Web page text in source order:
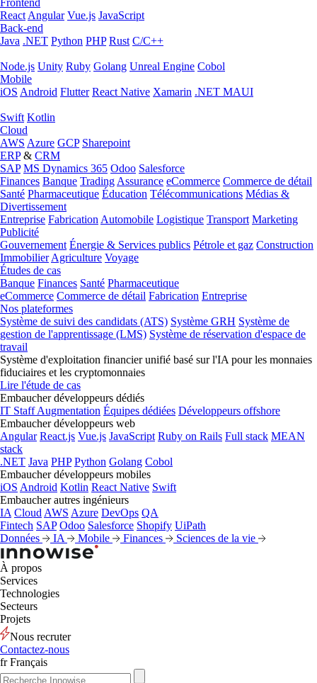
Frontend
React Angular Vue.js JavaScript
Back-end
Java .NET Python PHP Rust C/C++
Node.js Unity Ruby Golang Unreal Engine Cobol
Mobile
iOS Android Flutter React Native Xamarin .NET MAUI
Swift Kotlin
Cloud
AWS Azure GCP Sharepoint
ERP& CRM
SAP MS Dynamics 365 Odoo Salesforce
Finances Banque Trading Assurance eCommerce Commerce de détail
Santé Pharmaceutique Éducation Télécommunications Médias &
Divertissement
Entreprise Fabrication Automobile Logistique Transport Marketing
Publicité
Gouvernement Énergie & Services publics Pétrole et gaz Construction
Immobilier Agriculture Voyage
Études de cas
Banque Finances Santé Pharmaceutique
eCommerce Commerce de détail Fabrication Entreprise
Nos plateformes
Système de suivi des candidats (ATS) Système GRH Système de
gestion de l'apprentissage (LMS) Système de réservation d'espace de
travail
Système d'exploitation financier unifié basé sur l'IA pour les monnaies
fiduciaires et les cryptomonnaies
Lire l'étude de cas
Embaucher développeurs dédiés
IT Staff Augmentation Équipes dédiées Développeurs offshore
Embaucher développeurs web
Angular React.js Vue.js JavaScript Ruby on Rails Full stack MEAN
stack
.NET Java PHP Python Golang Cobol
Embaucher développeurs mobiles
iOS Android Kotlin React Native Swift
Embaucher autres ingénieurs
IA Cloud AWS Azure DevOps QA
Fintech SAP Odoo Salesforce Shopify UiPath
Données
IA Mobile Finances Sciences de la vie
À propos
Services
Technologies
Secteurs
Projets
Nous recruter
Contactez-nous
fr Français